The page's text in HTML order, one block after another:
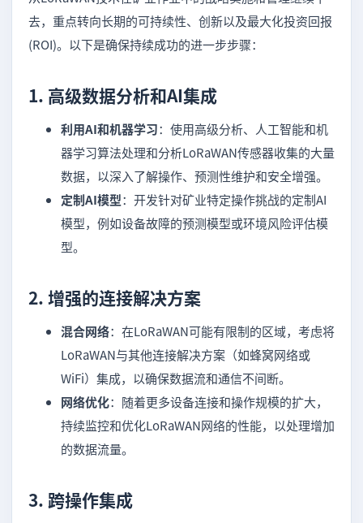
去，重点转向长期的可持续性、创新以及最大化投资回报
(ROI)。以下是确保持续成功的进一步步骤：
1. 高级数据分析和AI集成
利用AI和机器学习：使用高级分析、人工智能和机
器学习算法处理和分析LoRaWAN传感器收集的大量
数据，以深入了解操作、预测性维护和安全增强。
定制AI模型：开发针对矿业特定操作挑战的定制AI
模型，例如设备故障的预测模型或环境风险评估模
型。
2. 增强的连接解决方案
混合网络：在LoRaWAN可能有限制的区域，考虑将
LoRaWAN与其他连接解决方案（如蜂窝网络或
WiFi）集成，以确保数据流和通信不间断。
网络优化：随着更多设备连接和操作规模的扩大，
持续监控和优化LoRaWAN网络的性能，以处理增加
的数据流量。
3. 跨操作集成